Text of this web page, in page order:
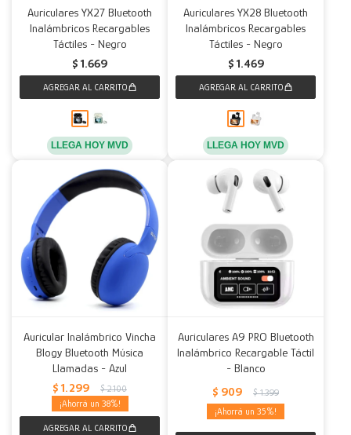
Auriculares YX27 Bluetooth
Inalámbricos Recargables
Táctiles - Negro
$ 1.669
LLEGA HOY MVD
Auriculares YX28 Bluetooth
Inalámbricos Recargables
Táctiles - Negro
$ 1.469
LLEGA HOY MVD
Auricular Inalámbrico Vincha
Blogy Bluetooth Música
Llamadas - Azul
$ 1.299 $ 2.100
38
Auriculares A9 PRO Bluetooth
Inalámbrico Recargable Táctil
- Blanco
$ 909 $ 1.399
35
Mesas
Calefactores
Acolchados y Frazadas
Decoración
Accesorios para el hogar
Herramientas
Accesorios
Muebles Infantiles